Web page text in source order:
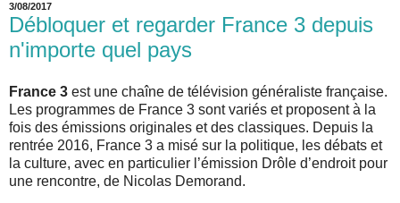
3/08/2017
Débloquer et regarder France 3 depuis
n'importe quel pays
France 3 est une chaîne de télévision généraliste française.
Les programmes de France 3 sont variés et proposent à la
fois des émissions originales et des classiques. Depuis la
rentrée 2016, France 3 a misé sur la politique, les débats et
la culture, avec en particulier l’émission Drôle d’endroit pour
une rencontre, de Nicolas Demorand.